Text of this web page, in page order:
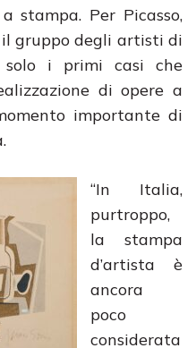
stampa. Per Picasso,
gruppo degli artisti di
solo i primi casi che
di opere a
importante di
“In Italia,
purtroppo,
la stampa
d’artista è
ancora
poco
considerata